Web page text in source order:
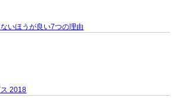
いほうが良い7つの理由
2018